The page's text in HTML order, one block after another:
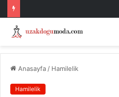
Anasayfa / Hamilelik
Hamilelik